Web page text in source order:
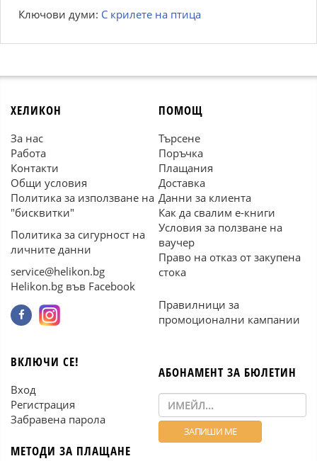
Ключови думи: С крилете на птица
ХЕЛИКОН
За нас
Работа
Контакти
Общи условия
Политика за използване на
"бисквитки"
Политика за сигурност на
личните данни
service@helikon.bg
Helikon.bg във Facebook
ПОМОЩ
Търсене
Поръчка
Плащания
Доставка
Данни за клиента
Как да свалим е-книги
Условия за ползване на
ваучер
Право на отказ от закупена
стока
Правилници за
промоционални кампании
ВКЛЮЧИ СЕ!
Вход
Регистрация
Забравена парола
МЕТОДИ ЗА ПЛАЩАНЕ
АБОНАМЕНТ ЗА БЮЛЕТИН